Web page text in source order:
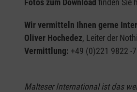
Fotos zum Download finden Sie
Wir vermitteln Ihnen gerne
Oliver Hochedez, Leiter der
Vermittlung: +49 (0)221 9822 -
Malteser International ist das